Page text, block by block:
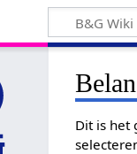
Dit is het